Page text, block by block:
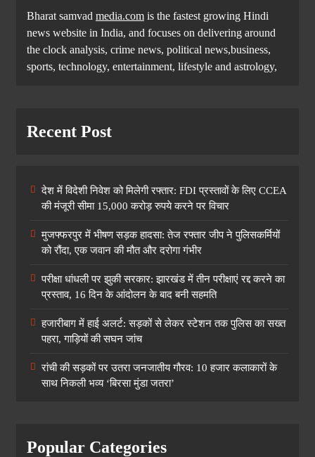
Bharat samvad media.com is the fastest growing Hindi
news website in India, and focuses on delivering around
the clock analysis, crime news, political news,business,
sports, technology, entertainment, lifestyle and astrology,
Recent Post
देश में विदेशी निवेश को मिलेगी रफ्तार: FDI प्रस्तावों के लिए CCEA
की मंजूरी सीमा 15,000 करोड़ रुपये करने पर विचार
मुजफ्फरपुर में भीषण सड़क हादसा: तेज रफ्तार जीप ने पुलिसकर्मियों
को रौंदा, एक जवान की मौत और दरोगा गंभीर
परीक्षा धांधली पर झुकी सरकार: झारखंड में तीन परीक्षाएं रद्द करने का
प्रस्ताव, 16 दिन के आंदोलन के बाद बनी सहमति
हजारीबाग में हाई अलर्ट: सड़कों से लेकर स्टेशन तक पुलिस का सख्त
पहरा, गाड़ियों की सघन जांच
रांची की सड़कों पर उतरा जनजातीय गौरव: 10 हजार कलाकारों के
साथ निकली भव्य ‘बिरसा मुंडा जतरा’
Popular Categories